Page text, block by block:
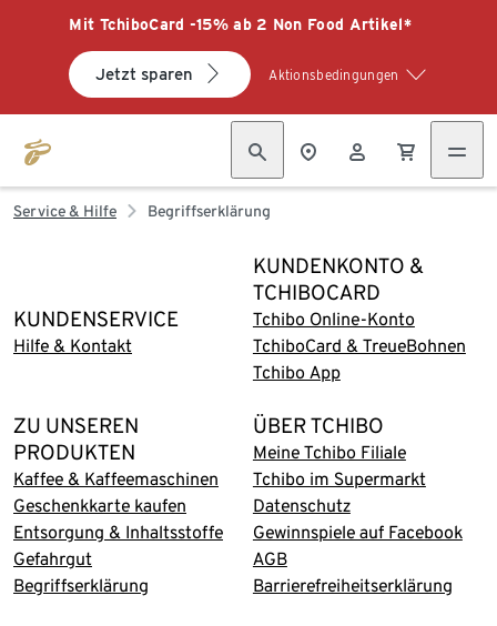
Mit TchiboCard -15% ab 2 Non Food Artikel*
Jetzt sparen Aktionsbedingungen
Service & Hilfe Begriffserklärung
KUNDENSERVICE
Hilfe & Kontakt
KUNDENKONTO &
TCHIBOCARD
Tchibo Online-Konto
TchiboCard & TreueBohnen
Tchibo App
ZU UNSEREN
PRODUKTEN
Kaffee & Kaffeemaschinen
Geschenkkarte kaufen
Entsorgung & Inhaltsstoffe
Gefahrgut
Begriffserklärung
ÜBER TCHIBO
Meine Tchibo Filiale
Tchibo im Supermarkt
Datenschutz
Gewinnspiele auf Facebook
AGB
Barrierefreiheitserklärung